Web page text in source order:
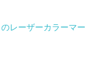
レーザーカラーマー